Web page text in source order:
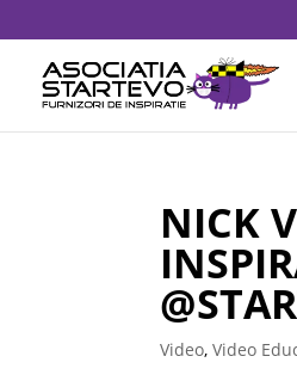
NICK
Video,Video